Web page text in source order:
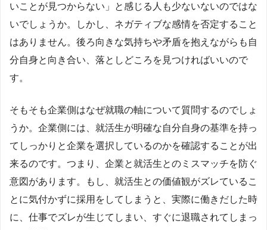
いことが見つからない」と感じる人も少ないないのではな
いでしょうか。しかし、ネガティブな感情を否定すること
はありません。後ろ向きな気持ちや矛盾を抱えながらも自
分自身と向き合い、落としどころを見つければいいので
す。
そもそも企業側はなぜ就職の軸について質問するのでしょ
うか。企業側には、就活生が明確な自分自身の基準を持っ
てしっかりと企業を選択しているのかを確認することが出
来るのです。つまり、企業と就活生とのミスマッチを防ぐ
意図があります。もし、就活生との価値観がズレているこ
とに気付かずに採用をしてしまうと、実際に働きだした時
に、仕事でズレが生じてしまい、すぐに退職されてしまっ